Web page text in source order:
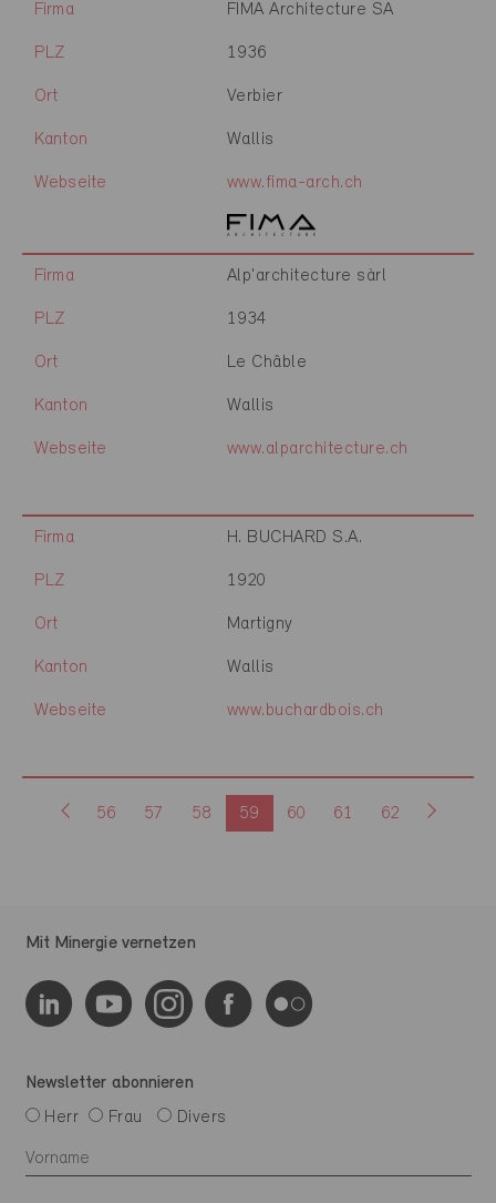
Firma FIMA Architecture SA
PLZ 1936
Ort Verbier
Kanton Wallis
Webseite www.fima-arch.ch
Firma Alp'architecture sàrl
PLZ 1934
Ort Le Châble
Kanton Wallis
Webseite www.alparchitecture.ch
Firma H. BUCHARD S.A.
PLZ 1920
Ort Martigny
Kanton Wallis
Webseite www.buchardbois.ch
56 57 58 59 60 61 62
Mit Minergie vernetzen
Newsletter abonnieren
Herr
Frau Divers